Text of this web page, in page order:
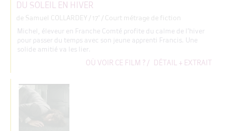
DU SOLEIL EN HIVER
de Samuel COLLARDEY / 17' / Court métrage de fiction
Michel, éleveur en Franche Comté profite du calme de l’hiver
pour passer du temps avec son jeune apprenti Francis. Une
solide amitié va les lier.
OÙ VOIR CE FILM ? / DÉTAIL + EXTRAIT